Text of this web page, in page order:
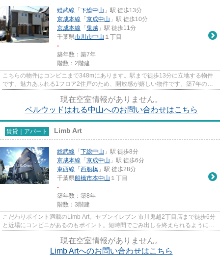
総武線 「 下総中山 」駅 徒歩13分
京成本線 「 京成中山 」駅 徒歩10分
京成本線 「 鬼越 」駅 徒歩11分
千葉県市川市中山 １丁目
-
築年数：築7年
階数：2階建
こちらの物件はコンビニまで348mにあります。駅まで徒歩13分に立地する物件
です。魅力あふれる1フロア2住戸のため、開放感が嬉しい物件です。築7年の設
現在空室情報がありません。
ベルウッドはれる中山へのお問い合わせはこちら
賃貸｜アパート Limb Art
総武線 「 下総中山 」駅 徒歩8分
京成本線 「 京成中山 」駅 徒歩6分
東西線 「 西船橋 」駅 徒歩28分
千葉県船橋市本中山 １丁目
-
築年数：築8年
階数：3階建
こだわりポイント満載のLimb Art。セブンイレブン 市川鬼越2丁目店まで徒歩6分
と近場にコンビニがあるのもポイント。短時間でごみ出しを終えられるように、
現在空室情報がありません。
Limb Artへのお問い合わせはこちら